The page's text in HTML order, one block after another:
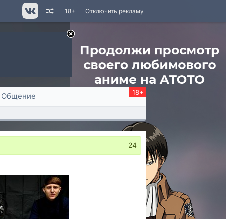
Отключить рекламу
18+
Общение 18+
24